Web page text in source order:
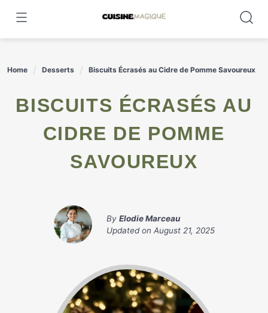
content
Home Desserts Biscuits Écrasés au Cidre de Pomme Savoureux
BISCUITS ÉCRASÉS AU
CIDRE DE POMME
SAVOUREUX
By Elodie Marceau
Updated on August 21, 2025